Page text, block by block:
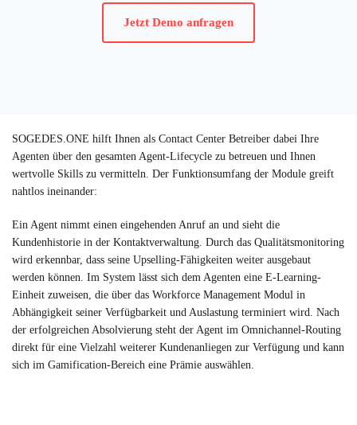
Jetzt Demo anfragen
SOGEDES.ONE hilft Ihnen als Contact Center Betreiber dabei Ihre
Agenten über den gesamten Agent-Lifecycle zu betreuen und Ihnen
wertvolle Skills zu vermitteln. Der Funktionsumfang der Module greift
nahtlos ineinander:
Ein Agent nimmt einen eingehenden Anruf an und sieht die
Kundenhistorie in der Kontaktverwaltung. Durch das Qualitätsmonitoring
wird erkennbar, dass seine Upselling-Fähigkeiten weiter ausgebaut
werden können. Im System lässt sich dem Agenten eine E-Learning-
Einheit zuweisen, die über das Workforce Management Modul in
Abhängigkeit seiner Verfügbarkeit und Auslastung terminiert wird. Nach
der erfolgreichen Absolvierung steht der Agent im Omnichannel-Routing
direkt für eine Vielzahl weiterer Kundenanliegen zur Verfügung und kann
sich im Gamification-Bereich eine Prämie auswählen.